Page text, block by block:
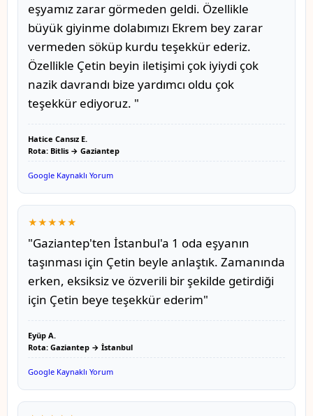
eşyamız zarar görmeden geldi. Özellikle
büyük giyinme dolabımızı Ekrem bey zarar
vermeden söküp kurdu teşekkür ederiz.
Özellikle Çetin beyin iletişimi çok iyiydi çok
nazik davrandı bize yardımcı oldu çok
teşekkür ediyoruz. "
Hatice Cansız E.
Rota: Bitlis → Gaziantep
Google Kaynaklı Yorum
★★★★★
"Gaziantep'ten İstanbul'a 1 oda eşyanın
taşınması için Çetin beyle anlaştık. Zamanında
erken, eksiksiz ve özverili bir şekilde getirdiği
için Çetin beye teşekkür ederim"
Eyüp A.
Rota: Gaziantep → İstanbul
Google Kaynaklı Yorum